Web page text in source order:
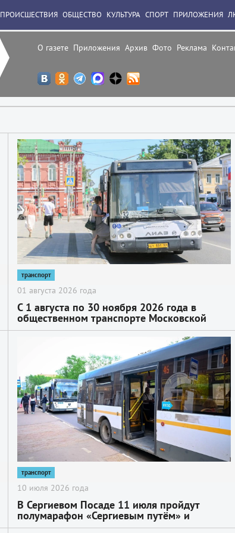
О газете Приложения Архив Фото Реклама
ПРОИСШЕСТВИЯ ОБЩЕСТВО КУЛЬТУРА СПОРТ ПРИЛОЖЕНИЯ
2
транспорт
01 августа 2026 года
С 1 августа по 30 ноября 2026 года в
общественном транспорте Московской
области будет действовать скидка на
транспорт
10 июля 2026 года
В Сергиевом Посаде 11 июля пройдут
полумарафон «Сергиевым путём» и
книжный фестиваль «Игра в Буквы» в связи